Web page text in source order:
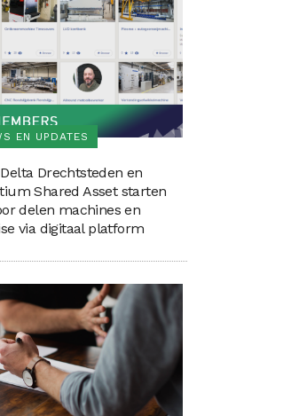
EN UPDATES
Drechtsteden en
Shared Asset starten
delen machines en
via digitaal platform